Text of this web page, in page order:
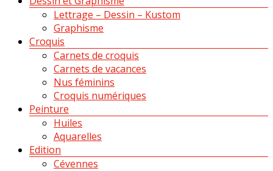
Lettrage – Dessin – Kustom
Graphisme
Croquis
Carnets de croquis
Carnets de vacances
Nus féminins
Croquis numériques
Peinture
Huiles
Aquarelles
Edition
Cévennes